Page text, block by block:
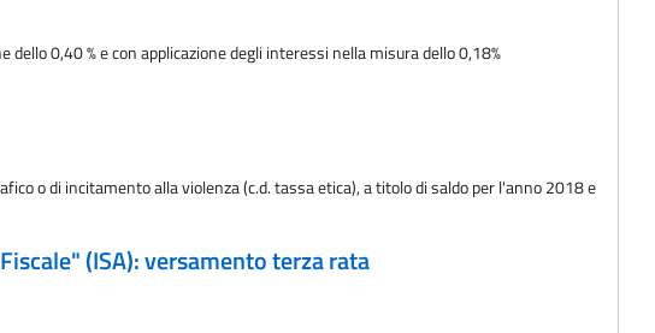
0,40 % e con applicazione degli interessi nella misura dello 0,18%
o di incitamento alla violenza (c.d. tassa etica), a titolo di saldo per l'anno 2018 e
(ISA): versamento terza rata